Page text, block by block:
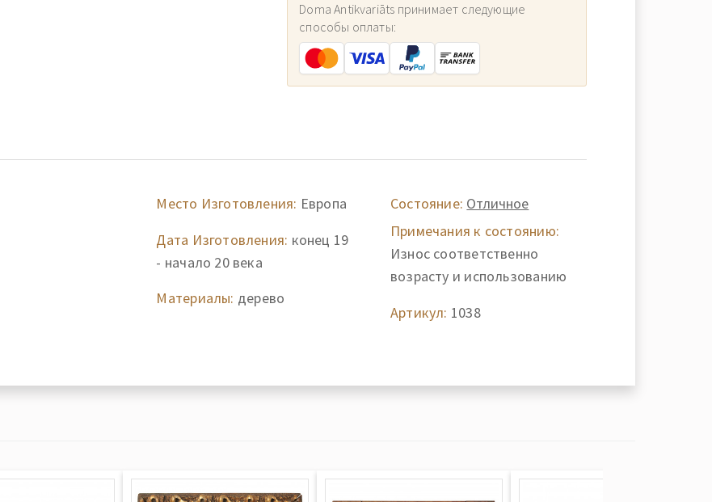
Doma Antikvariāts принимает следующие
способы оплаты:
Место Изготовления: Европа
Дата Изготовления: конец 19
- начало 20 века
Материалы: дерево
Состояние: Отличное
Примечания к состоянию:
Износ соответственно
возрасту и использованию
Артикул: 1038